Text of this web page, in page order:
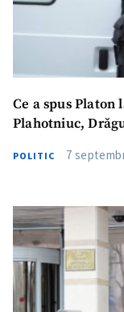
Ce a spus Platon
Plahotniuc,
POLITIC 7